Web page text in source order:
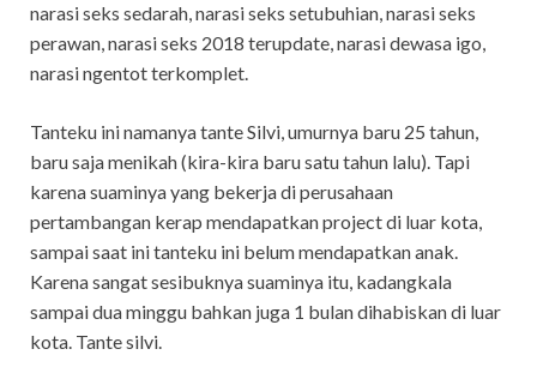
narasi seks sedarah, narasi seks setubuhian, narasi seks
perawan, narasi seks 2018 terupdate, narasi dewasa igo,
narasi ngentot terkomplet.
Tanteku ini namanya tante Silvi, umurnya baru 25 tahun,
baru saja menikah (kira-kira baru satu tahun lalu). Tapi
karena suaminya yang bekerja di perusahaan
pertambangan kerap mendapatkan project di luar kota,
sampai saat ini tanteku ini belum mendapatkan anak.
Karena sangat sesibuknya suaminya itu, kadangkala
sampai dua minggu bahkan juga 1 bulan dihabiskan di luar
kota. Tante silvi.